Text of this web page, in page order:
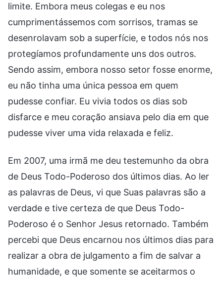
limite. Embora meus colegas e eu nos
cumprimentássemos com sorrisos, tramas se
desenrolavam sob a superfície, e todos nós nos
protegíamos profundamente uns dos outros.
Sendo assim, embora nosso setor fosse enorme,
eu não tinha uma única pessoa em quem
pudesse confiar. Eu vivia todos os dias sob
disfarce e meu coração ansiava pelo dia em que
pudesse viver uma vida relaxada e feliz.
Em 2007, uma irmã me deu testemunho da obra
de Deus Todo-Poderoso dos últimos dias. Ao ler
as palavras de Deus, vi que Suas palavras são a
verdade e tive certeza de que Deus Todo-
Poderoso é o Senhor Jesus retornado. Também
percebi que Deus encarnou nos últimos dias para
realizar a obra de julgamento a fim de salvar a
humanidade, e que somente se aceitarmos o